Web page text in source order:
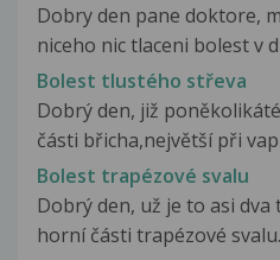
Dobry den pane doktore,
niceho nic tlaceni bolest v
Bolest tlustého střeva
Dobrý den, již
části břicha,největší při
Bolest trapézové svalu
Dobrý den, už je to asi
horní části trapézové